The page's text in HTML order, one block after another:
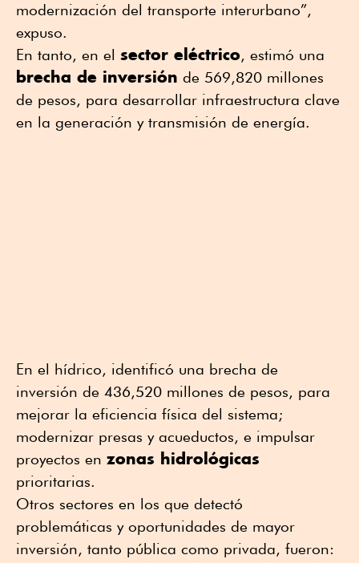
modernización del transporte interurbano”,
expuso.
En tanto, en el sector eléctrico, estimó una
brecha de inversión de 569,820 millones
de pesos, para desarrollar infraestructura clave
en la generación y transmisión de energía.
En el hídrico, identificó una brecha de
inversión de 436,520 millones de pesos, para
mejorar la eficiencia física del sistema;
modernizar presas y acueductos, e impulsar
proyectos en zonas hidrológicas
prioritarias.
Otros sectores en los que detectó
problemáticas y oportunidades de mayor
inversión, tanto pública como privada, fueron: